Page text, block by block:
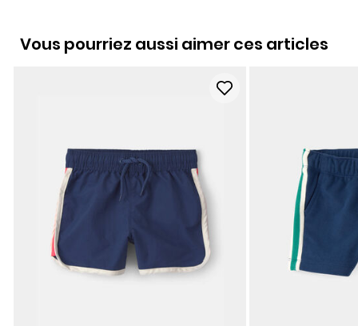
Vous pourriez aussi aimer ces articles